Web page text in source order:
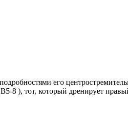
его
8 ), тот, который дренирует